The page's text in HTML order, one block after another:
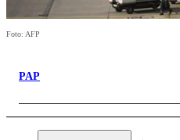
Foto: AFP
PAP